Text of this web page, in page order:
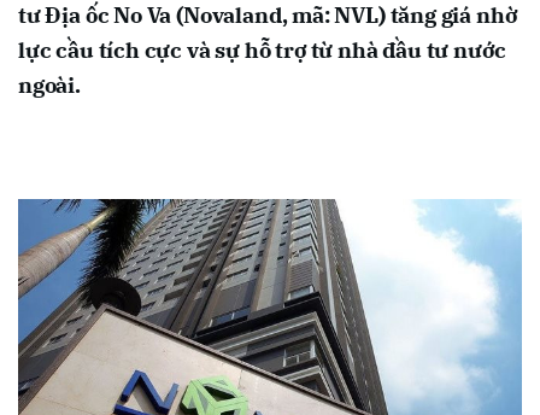
tư Địa ốc No Va (Novaland, mã: NVL) tăng giá nhờ
lực cầu tích cực và sự hỗ trợ từ nhà đầu tư nước
ngoài.